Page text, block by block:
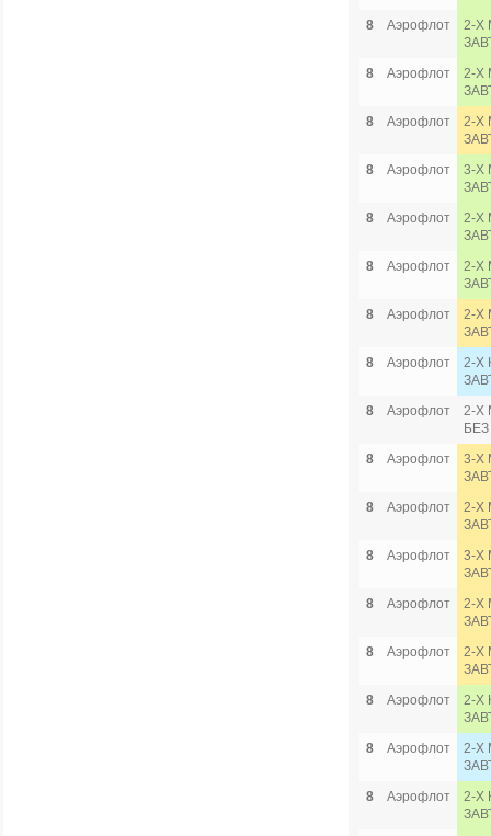
8
Аэрофлот
2-Х
8
Аэрофлот
2-Х
8
Аэрофлот
2-Х
8
Аэрофлот
3-Х
8
Аэрофлот
2-Х
8
Аэрофлот
2-Х
8
Аэрофлот
2-Х
8
Аэрофлот
2-Х
8
Аэрофлот
2-Х
8
Аэрофлот
3-Х
8
Аэрофлот
2-Х
8
Аэрофлот
3-Х
8
Аэрофлот
2-Х
8
Аэрофлот
2-Х
8
Аэрофлот
2-Х
8
Аэрофлот
2-Х
8
Аэрофлот
2-Х